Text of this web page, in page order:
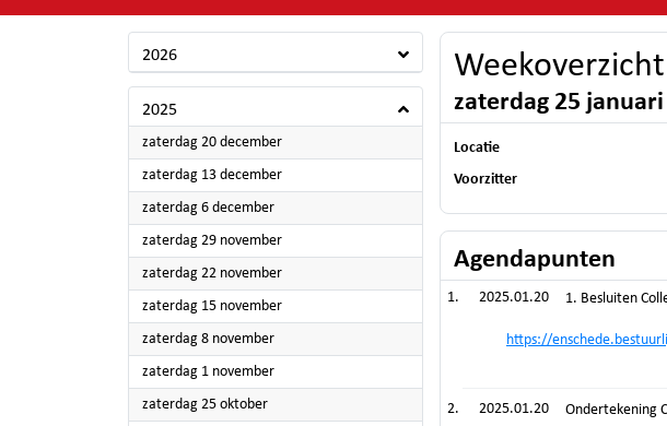
2026
2025
zaterdag 20 december2025
zaterdag 13 december2025
zaterdag 6 december2025
zaterdag 29 november2025
zaterdag 22 november2025
zaterdag 15 november2025
zaterdag 8 november2025
zaterdag 1 november2025
zaterdag 25 oktober2025
zaterdag 25 januari
Locatie
Voorzitter
Agendapunten
2025.01.20 1. Besluiten
https://
2025.01.20 Ondertekening